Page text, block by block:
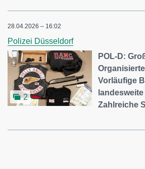
28.04.2026 – 16:02
Polizei Düsseldorf
2
POL-D:
Vorläufige
Zahlreiche